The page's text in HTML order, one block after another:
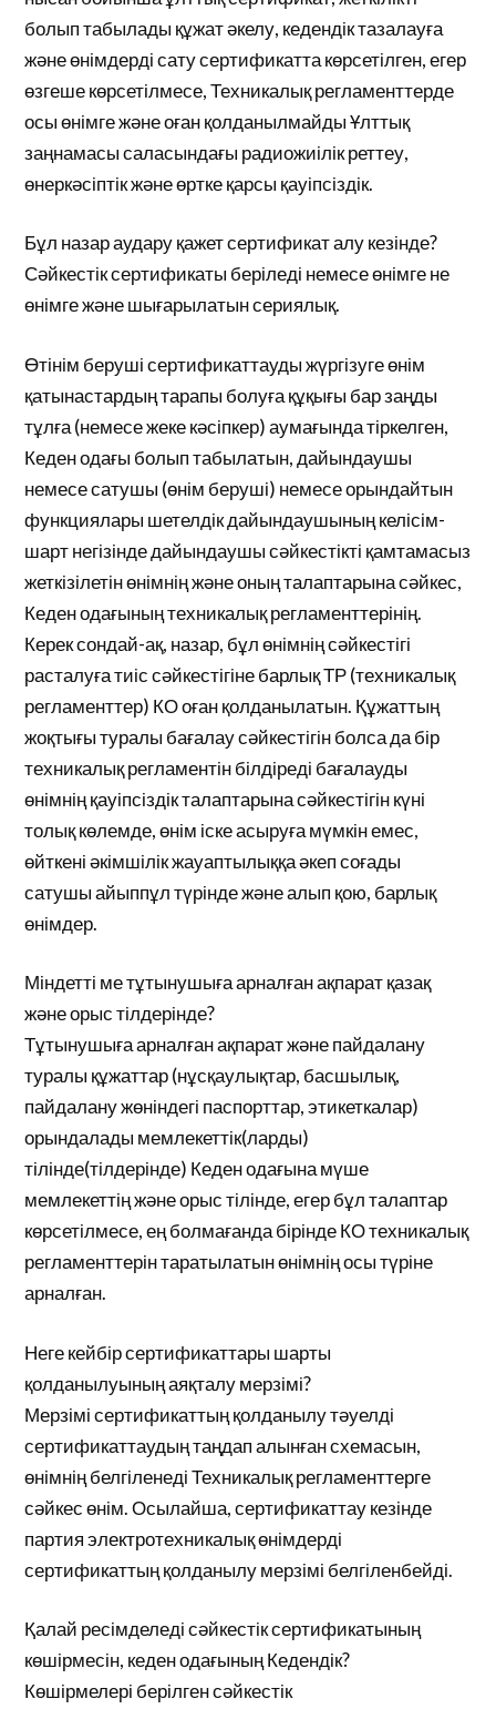
болып табылады құжат әкелу, кедендік тазалауға
және өнімдерді сату сертификатта көрсетілген, егер
өзгеше көрсетілмесе, Техникалық регламенттерде
осы өнімге және оған қолданылмайды Ұлттық
заңнамасы саласындағы радиожиілік реттеу,
өнеркәсіптік және өртке қарсы қауіпсіздік.
Бұл назар аудару қажет сертификат алу кезінде?
Сәйкестік сертификаты беріледі немесе өнімге не
өнімге және шығарылатын сериялық.
Өтінім беруші сертификаттауды жүргізуге өнім
қатынастардың тарапы болуға құқығы бар заңды
тұлға (немесе жеке кәсіпкер) аумағында тіркелген,
Кеден одағы болып табылатын, дайындаушы
немесе сатушы (өнім беруші) немесе орындайтын
функциялары шетелдік дайындаушының келісім-
шарт негізінде дайындаушы сәйкестікті қамтамасыз
жеткізілетін өнімнің және оның талаптарына сәйкес,
Кеден одағының техникалық регламенттерінің.
Керек сондай-ақ, назар, бұл өнімнің сәйкестігі
расталуға тиіс сәйкестігіне барлық ТР (техникалық
регламенттер) КО оған қолданылатын. Құжаттың
жоқтығы туралы бағалау сәйкестігін болса да бір
техникалық регламентін білдіреді бағалауды
өнімнің қауіпсіздік талаптарына сәйкестігін күні
толық көлемде, өнім іске асыруға мүмкін емес,
өйткені әкімшілік жауаптылыққа әкеп соғады
сатушы айыппұл түрінде және алып қою, барлық
өнімдер.
Міндетті ме тұтынушыға арналған ақпарат қазақ
және орыс тілдерінде?
Тұтынушыға арналған ақпарат және пайдалану
туралы құжаттар (нұсқаулықтар, басшылық,
пайдалану жөніндегі паспорттар, этикеткалар)
орындалады мемлекеттік(ларды)
тілінде(тілдерінде) Кеден одағына мүше
мемлекеттің және орыс тілінде, егер бұл талаптар
көрсетілмесе, ең болмағанда бірінде КО техникалық
регламенттерін таратылатын өнімнің осы түріне
арналған.
Неге кейбір сертификаттары шарты
қолданылуының аяқталу мерзімі?
Мерзімі сертификаттың қолданылу тәуелді
сертификаттаудың таңдап алынған схемасын,
өнімнің белгіленеді Техникалық регламенттерге
сәйкес өнім. Осылайша, сертификаттау кезінде
партия электротехникалық өнімдерді
сертификаттың қолданылу мерзімі белгіленбейді.
Қалай ресімделеді сәйкестік сертификатының
көшірмесін, кеден одағының Кедендік?
Көшірмелері берілген сәйкестік